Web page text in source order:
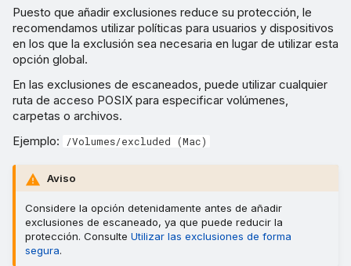
Puesto que añadir exclusiones reduce su protección, le
recomendamos utilizar políticas para usuarios y dispositivos
en los que la exclusión sea necesaria en lugar de utilizar esta
opción global.
En las exclusiones de escaneados, puede utilizar cualquier
ruta de acceso POSIX para especificar volúmenes,
carpetas o archivos.
Ejemplo:
/Volumes/excluded (Mac)
Aviso
Considere la opción detenidamente antes de añadir
exclusiones de escaneado, ya que puede reducir la
protección. Consulte Utilizar las exclusiones de forma
segura.